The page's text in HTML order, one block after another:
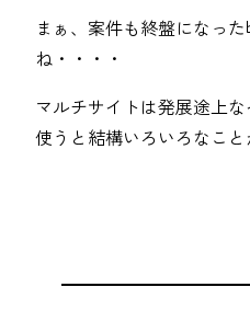
まぁ、案件も終盤になっ
ね・・・・
マルチサイトは発展途上
使うと結構いろいろなこと